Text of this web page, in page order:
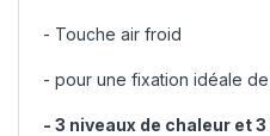
- Touche air froid
- pour une fixation idéale
- 3 niveaux de chaleur et